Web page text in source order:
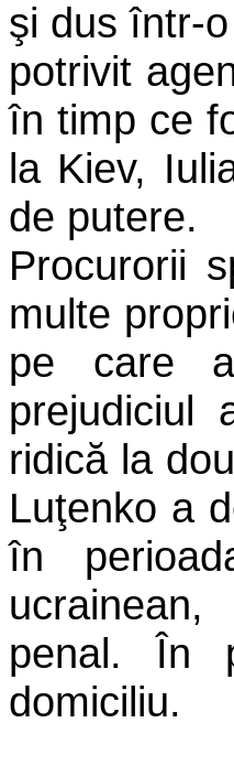
şi dus într-
potrivit
în timp ce
la Kiev,
de putere.
Procurorii
multe
pe care
prejudiciul
ridică la
Luţenko a
în
penal. În
domiciliu.